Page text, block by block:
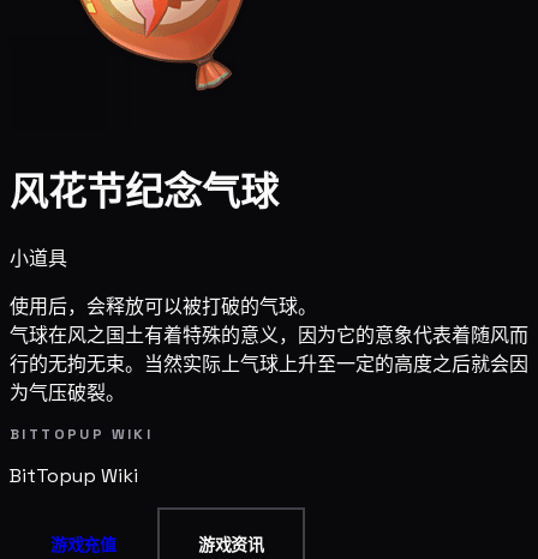
风花节纪念气球
小道具
使用后，会释放可以被打破的气球。
气球在风之国土有着特殊的意义，因为它的意象代表着随风而
行的无拘无束。当然实际上气球上升至一定的高度之后就会因
为气压破裂。
BITTOPUP WIKI
BitTopup Wiki
游戏充值 游戏资讯